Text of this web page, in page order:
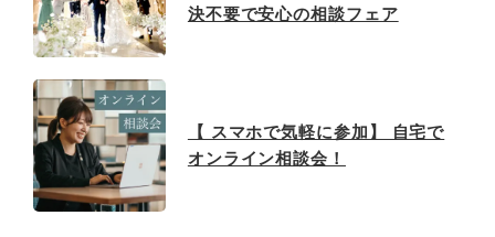
決不要で安心の相談フェア
【 スマホで気軽に参加】 自宅で
オンライン相談会！